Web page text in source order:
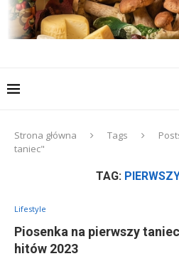
Strona główna Tags
taniec"
TAG:
Lifestyle
Piosenka na pierwszy
hitów 2023